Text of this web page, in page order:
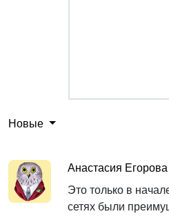
Новые
Анастасия Егорова
Это только в
сетях были